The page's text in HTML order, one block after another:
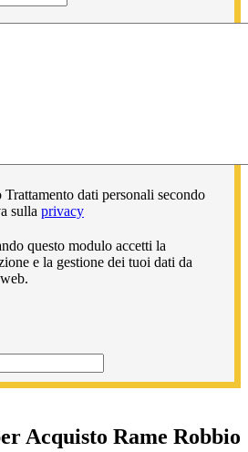
Trattamento dati personali secondo
sulla privacy
questo modulo accetti la
e la gestione dei tuoi dati da
Acquisto Rame Robbio